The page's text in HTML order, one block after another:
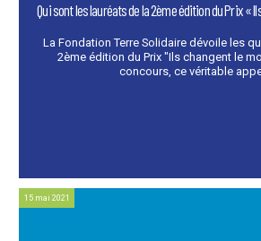
Qui sont les lauréats de la 2ème édition du Prix «
La Fondation Terre Solidaire dévoile les
2ème édition du Prix "Ils changent le
concours, ce véritable
15 mai 2021